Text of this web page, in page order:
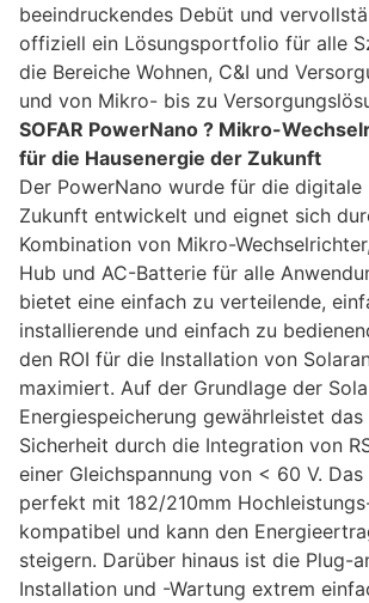
beeindruckendes Debüt und
offiziell ein Lösungsportfolio für alle
die Bereiche Wohnen, C&I und
und von Mikro- bis zu
SOFAR PowerNano ? Mikro-
für die Hausenergie der Zukunft
Der PowerNano wurde für die digitale
Zukunft entwickelt und eignet sich
Kombination von Mikro-
Hub und AC-Batterie für alle
bietet eine einfach zu verteilende,
installierende und einfach zu
den ROI für die Installation von
maximiert. Auf der Grundlage der
Energiespeicherung gewährleistet
Sicherheit durch die Integration von
einer Gleichspannung von < 60 V.
perfekt mit 182/210mm
kompatibel und kann den
steigern. Darüber hinaus ist die Plug-
Installation und -Wartung extrem